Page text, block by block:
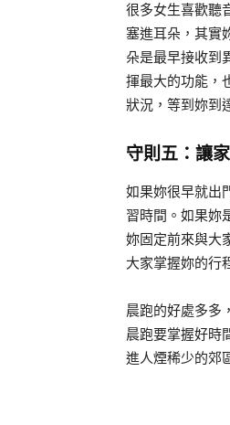
很多女生喜歡聽
塞進耳朵，其實
朵是最早接收到
揮最大的功能，
狀況，等到妳到
守則五：讓
如果妳很早就出
習時間。如果妳
妳固定前來與大
大家掌握妳的行
晨跑的好處多多
晨跑要掌握好時
進人煙稀少的郊